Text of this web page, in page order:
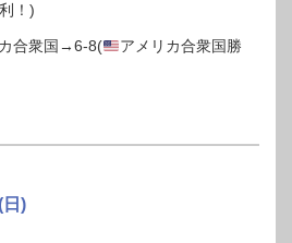
！)
合衆国→6-8( アメリカ合衆国勝
)